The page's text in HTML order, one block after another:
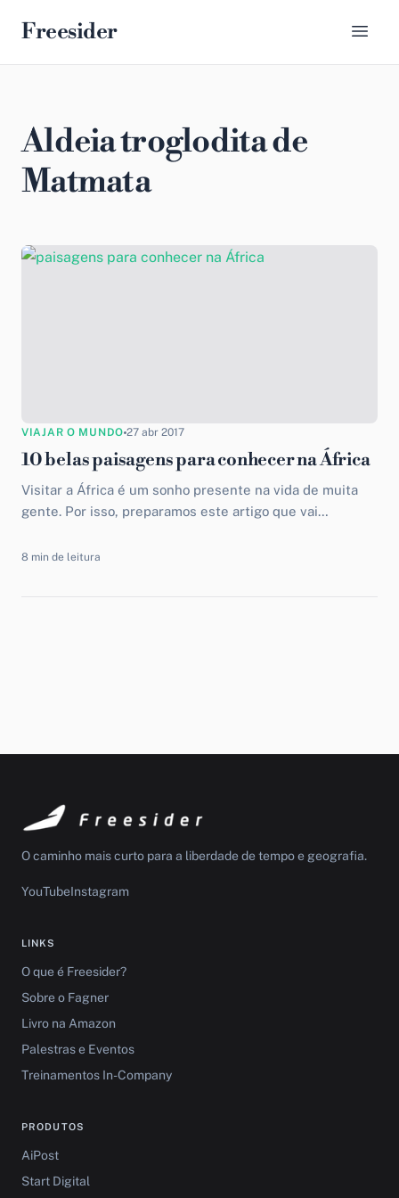
Freesider
Aldeia troglodita de
Matmata
VIAJAR O MUNDO 27 abr 2017
10 belas paisagens para conhecer na África
Visitar a África é um sonho presente na vida de muita
gente. Por isso, preparamos este artigo que vai
8 min de leitura
O caminho mais curto para a liberdade de tempo e geografia.
YouTubeInstagram
LINKS
O que é Freesider?
Sobre o Fagner
Livro na Amazon
Palestras e Eventos
Treinamentos In-Company
PRODUTOS
AiPost
Start Digital